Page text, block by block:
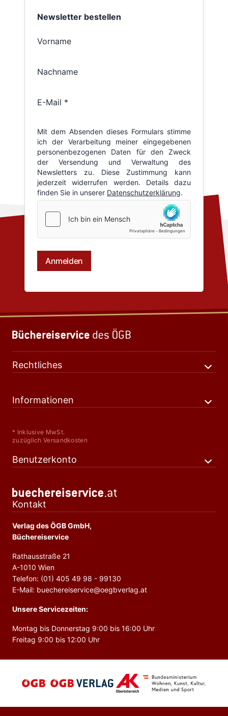
Rechtliches
Informationen
* Inklusive MwSt.
zuzüglich Versandkosten
Benutzerkonto
Kontakt
Verlag des ÖGB GmbH,
Büchereiservice
Rathausstraße 21
A-1010 Wien
Telefon: (01) 405 49 98 - 99130
E-Mail: buechereiservice@oegbverlag.at
Unsere Servicezeiten:
Montag bis Donnerstag 9:00 bis 16:00 Uhr
Freitag 9:00 bis 12:00 Uhr